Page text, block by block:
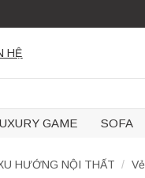
HỆ
GAME SOFA
HƯỚNG NỘI THẤT /